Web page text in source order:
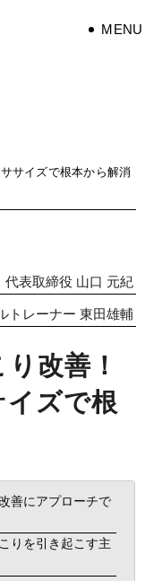
サイズで根本から解消
代表取締役 山口 元紀
トレーナー 東田雄輔
改善！
ズで根
善にアプローチで
りを引き起こす主
ピラティス
MENU